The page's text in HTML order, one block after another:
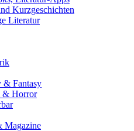
Kurzgeschichten
Literatur
& Fantasy
& Horror
Magazine